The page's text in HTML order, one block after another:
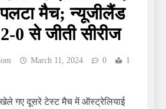
मैच; न्यूजीलैंड
0 से जीती सीरीज
March 11, 2024 0
1
खेले गए दूसरे टेस्ट मैच में ऑस्ट्रेलियाई